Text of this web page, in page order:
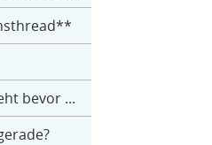
bevor ...